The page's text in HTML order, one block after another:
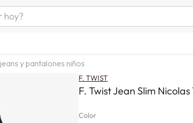
jeans y pantalones niños
F. TWIST
F. Twist Jean Slim Nicolas
Color